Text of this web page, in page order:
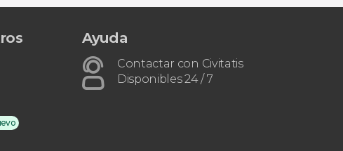
Ayuda
Contactar con Civitatis
Disponibles 24 / 7